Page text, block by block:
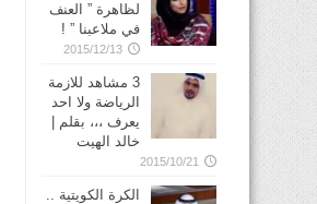
لظاهرة ” العنف
في ملاعبنا ” !
2015/12/13
3 مشاهد للازمة
الرياضة ولا احد
يعرف ،،، بقلم |
خالد الهيت
2015/10/21
الكرة الكويتية ..